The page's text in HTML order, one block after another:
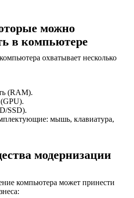
можно
в компьютере
охватывает несколько
(RAM).
SSD).
мышь, клавиатура,
модернизации
компьютера может принести